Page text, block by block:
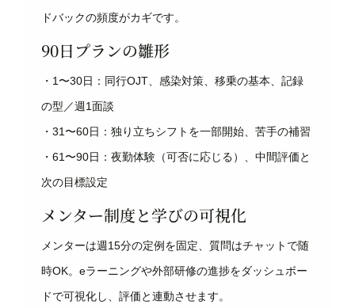
ドバックの頻度がカギです。
90日プランの雛形
・1〜30日：同行OJT、感染対策、移乗の基本、記録
の型／週1面談
・31〜60日：独り立ちシフトを一部開始、苦手の補習
・61〜90日：夜勤体験（可否に応じる）、中間評価と
次の目標設定
メンター制度と学びの可視化
メンターは週15分の定例を固定、質問はチャットで随
時OK。eラーニングや外部研修の進捗をダッシュボー
ドで可視化し、評価と連動させます。